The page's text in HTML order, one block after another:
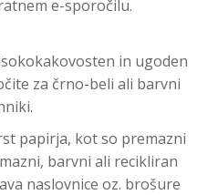
e-sporočilu.
in ugoden
za črno-beli ali barvni
papirja, kot so premazni
barvni ali recikliran
naslovnice oz. brošure